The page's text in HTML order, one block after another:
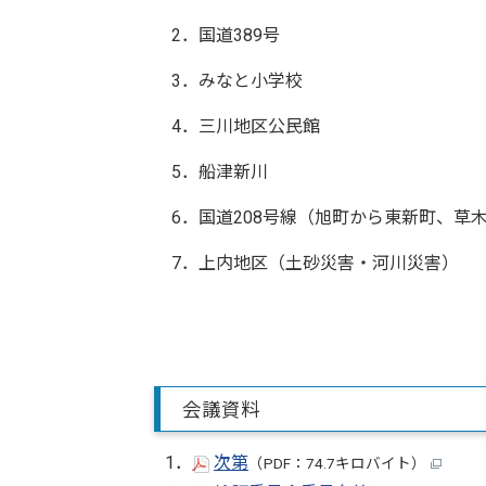
2．国道389号
3．みなと小学校
4．三川地区公民館
5．船津新川
6．国道208号線（旭町から東新町、草木
7．上内地区（土砂災害・河川災害）
会議資料
1． 次第 （PDF：74.7キロバイト）